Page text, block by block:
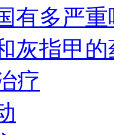
有多严重
灰指甲的
疗